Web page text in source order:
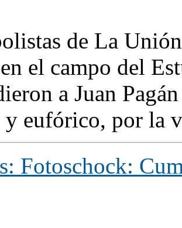
de La
el campo del
a Juan
eufórico, por la
Fotoschock: